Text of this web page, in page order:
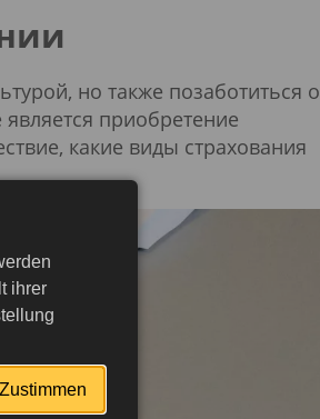
но также позаботиться о
приобретение
какие виды страхования
ihrer
Zustimmen